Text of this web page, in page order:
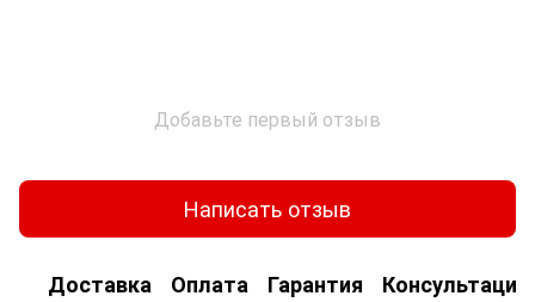
Добавьте первый отзыв
Написать отзыв
Доставка Оплата Гарантия Консультация